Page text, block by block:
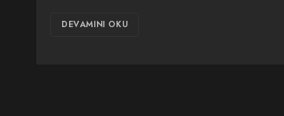
DEVAMINI OKU